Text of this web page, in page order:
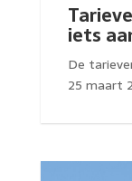
iets
De
25 maart